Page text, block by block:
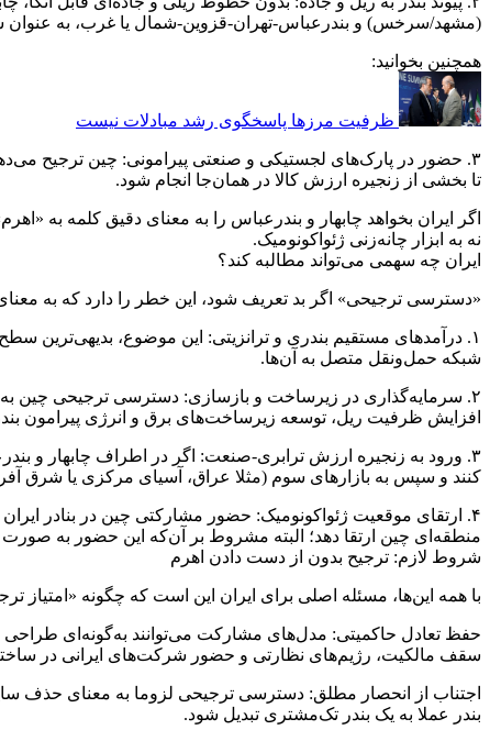
(مشهد/سرخس) و بندرعباس-تهران-قزوین-شمال یا غرب، به عنوان
همچنین بخوانید:
ظرفیت مرزها پاسخگوی رشد مبادلات نیست
۳. حضور در پارک‌های لجستیکی و صنعتی پیرامونی: چین ترجیح
تا بخشی از زنجیره ارزش کالا در همان‌جا انجام شود.
اگر ایران بخواهد چابهار و بندرعباس را به معنای دقیق کلمه به
نه به ابزار چانه‌زنی ژئواکونومیک.
ایران چه سهمی می‌تواند مطالبه کند؟
«دسترسی ترجیحی» اگر بد تعریف شود، این خطر را دارد که به
۱. درآمدهای مستقیم بندری و ترانزیتی: این موضوع، بدیهی‌ترین
شبکه حمل‌ونقل متصل به آن‌ها.
۲. سرمایه‌گذاری در زیرساخت و بازسازی: دسترسی ترجیحی چین به
افزایش ظرفیت ریل، توسعه زیرساخت‌های برق و انرژی پیرامون بندر و شکل‌گیری
۳. ورود به زنجیره ارزش ترابری-صنعت: اگر در اطراف چابهار و
کنند و سپس به بازارهای سوم (مثلا عراق، آسیای مرکزی یا شرق
۴. ارتقای موقعیت ژئواکونومیک: حضور مشارکتی چین در بنادر
منطقه‌ای چین ارتقا دهد؛ البته مشروط بر آن‌که این حضور به
شروط لازم: ترجیح بدون از دست دادن اهرم
با همه این‌ها، مسئله اصلی برای ایران این است که چگونه «امتیاز
حفظ تعادل حاکمیتی: مدل‌های مشارکت می‌توانند به‌گونه‌ای طراحی
سقف مالکیت، رژیم‌های نظارتی و حضور شرکت‌های ایرانی در ساختار
اجتناب از انحصار مطلق: دسترسی ترجیحی لزوما به معنای حذف
بندر عملا به یک بندر تک‌مشتری تبدیل شود.